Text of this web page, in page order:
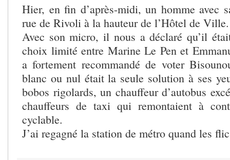
Hier, en fin d’après-midi, un homme avec
rue de Rivoli à la hauteur de l’Hôtel de Ville.
Avec son micro, il nous a déclaré qu’il
choix limité entre Marine Le Pen et
a fortement recommandé de voter
blanc ou nul était la seule solution à ses
bobos rigolards, un chauffeur d’autobus
chauffeurs de taxi qui remontaient à
cyclable.
J’ai regagné la station de métro quand les